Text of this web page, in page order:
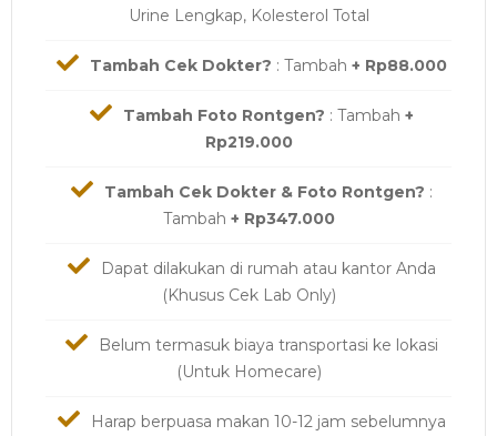
Urine Lengkap, Kolesterol Total
Tambah Cek Dokter? : Tambah + Rp88.000
Tambah Foto Rontgen? : Tambah +
Rp219.000
Tambah Cek Dokter & Foto Rontgen? :
Tambah + Rp347.000
Dapat dilakukan di rumah atau kantor Anda
(Khusus Cek Lab Only)
Belum termasuk biaya transportasi ke lokasi
(Untuk Homecare)
Harap berpuasa makan 10-12 jam sebelumnya